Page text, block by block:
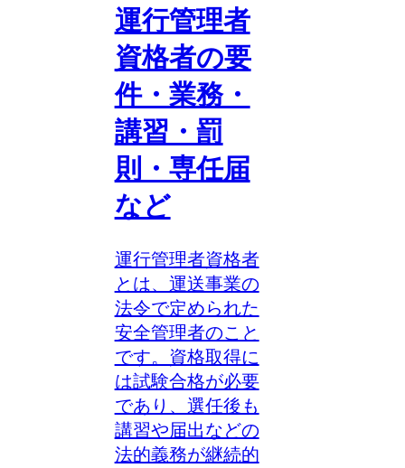
運行管理者
資格者の要
件・業務・
講習・罰
則・専任届
など
運行管理者資格者
とは、運送事業の
法令で定められた
安全管理者のこと
です。資格取得に
は試験合格が必要
であり、選任後も
講習や届出などの
法的義務が継続的